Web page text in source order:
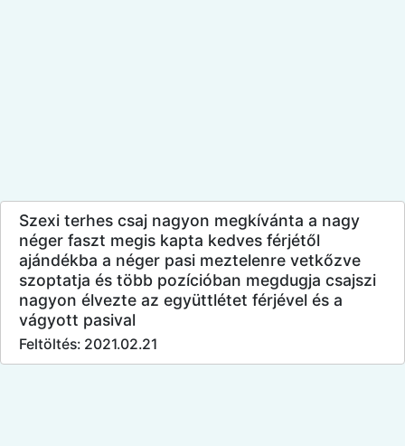
Szexi terhes csaj nagyon megkívánta a nagy
néger faszt megis kapta kedves férjétől
ajándékba a néger pasi meztelenre vetkőzve
szoptatja és több pozícióban megdugja csajszi
nagyon élvezte az együttlétet férjével és a
vágyott pasival
Feltöltés: 2021.02.21